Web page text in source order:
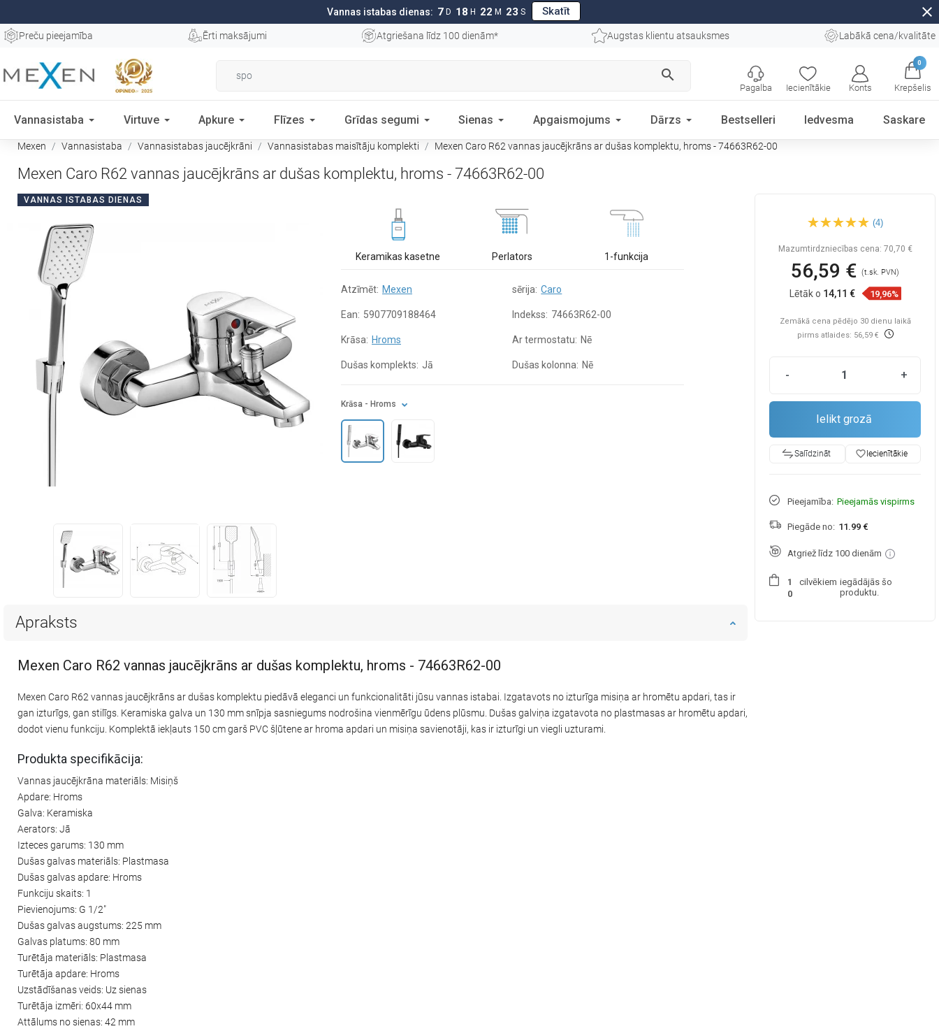
Vannas istabas dienas: 7 D 18 H 22 M 22 S Skatīt close
Preču pieejamība Ērti maksājumi Atgriešana līdz 100 dienām* Augstas klientu atsauksmes Labākā cena/kvalitāte
search
Iecienītākie Konts
0
Krepšelis
Pagalba
Vannasistaba Virtuve Apkure Flīzes Grīdas segumi Sienas Apgaismojums Dārzs Bestselleri Iedvesma Saskare
Mexen Vannasistaba Vannasistabas jaucējkrāni Vannasistabas maisītāju komplekti Mexen Caro R62 vannas jaucējkrāns ar dušas komplektu, hroms - 74663R62-00
Mexen Caro R62 vannas jaucējkrāns ar dušas komplektu, hroms - 74663R62-00
VANNAS ISTABAS DIENAS
Keramikas kasetne Perlators 1-funkcija
Atzīmēt: Mexen sērija: Caro
Ean: 5907709188464 Indekss: 74663R62-00
Krāsa: Hroms Ar termostatu: Nē
Dušas komplekts: Jā Dušas kolonna: Nē
Krāsa - Hroms
Apraksts
Mexen Caro R62 vannas jaucējkrāns ar dušas komplektu, hroms - 74663R62-00
Mexen Caro R62 vannas jaucējkrāns ar dušas komplektu piedāvā eleganci un funkcionalitāti jūsu vannas istabai. Izgatavots no izturīga misiņa ar hromētu apdari, tas ir
gan izturīgs, gan stilīgs. Keramiska galva un 130 mm snīpja sasniegums nodrošina vienmērīgu ūdens plūsmu. Dušas galviņa izgatavota no plastmasas ar hromētu apdari,
dodot vienu funkciju. Komplektā iekļauts 150 cm garš PVC šļūtene ar hroma apdari un misiņa savienotāji, kas ir izturīgi un viegli uzturami.
Produkta specifikācija:
Vannas jaucējkrāna materiāls: Misiņš
Apdare: Hroms
Galva: Keramiska
Aerators: Jā
Izteces garums: 130 mm
Dušas galvas materiāls: Plastmasa
Dušas galvas apdare: Hroms
Funkciju skaits: 1
Pievienojums: G 1/2"
Dušas galvas augstums: 225 mm
Galvas platums: 80 mm
Turētāja materiāls: Plastmasa
Turētāja apdare: Hroms
Uzstādīšanas veids: Uz sienas
Turētāja izmēri: 60x44 mm
Attālums no sienas: 42 mm
jaucējkrāns ar dušas
74663R62-00
(4)
Mazumtirdzniecības cena: 70,70 €
56,59 €(t.sk. PVN)
Lētāk o 14,11 € 19,96%
Zemākā cena pēdējo 30 dienu laikā
pirms atlaides: 56,59 €
- +
Ielikt grozā
Salīdzināt favorite_borderIecienītākie
Pieejamība: Pieejamās vispirms
Piegāde no: 11.99 €
Atgriež līdz 100 dienām
1
0
cilvēkiem iegādājās šo
produktu.